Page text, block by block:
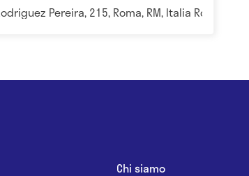
Pereira, 215, Roma, RM, Italia Roma
Chi siamo